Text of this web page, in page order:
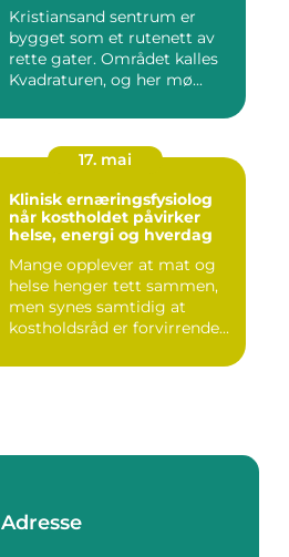
Kristiansand sentrum er
bygget som et rutenett av
rette gater. Området kalles
Kvadraturen, og her mø...
17. mai
Klinisk ernæringsfysiolog
når kostholdet påvirker
helse, energi og hverdag
Mange opplever at mat og
helse henger tett sammen,
men synes samtidig at
kostholdsråd er forvirrende...
Adresse